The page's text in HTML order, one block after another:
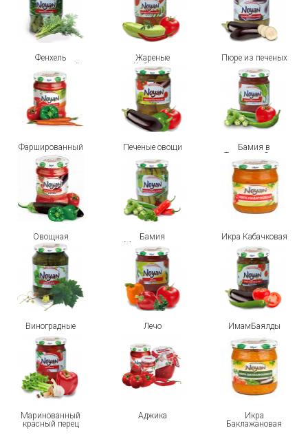
Фенхель
маринованный
Жареные
Кабачки в
томатном соусе
Пюре из печеных
баклажанов
Фаршированный
перец
Печеные овощи
Бамия в
Томатном Соусе
Овощная
закуска
Бамия
Маринованная
Икра Кабачковая
Виноградные
листья
Лечо ИмамБаялды
Маринованный
красный перец
Аджика
Икра
Баклажановая